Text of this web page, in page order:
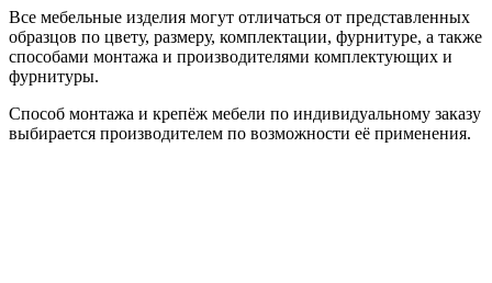
Все мебельные изделия могут отличаться от представленных
образцов по цвету, размеру, комплектации, фурнитуре, а также
способами монтажа и производителями комплектующих и
фурнитуры.
Способ монтажа и крепёж мебели по индивидуальному заказу
выбирается производителем по возможности её применения.